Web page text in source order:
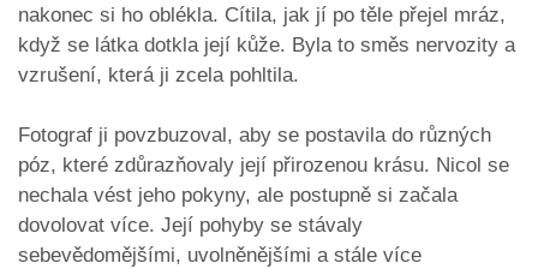
nakonec si ho oblékla. Cítila, jak jí po těle přejel mráz,
když se látka dotkla její kůže. Byla to směs nervozity a
vzrušení, která ji zcela pohltila.
Fotograf ji povzbuzoval, aby se postavila do různých
póz, které zdůrazňovaly její přirozenou krásu. Nicol se
nechala vést jeho pokyny, ale postupně si začala
dovolovat více. Její pohyby se stávaly
sebevědomějšími, uvolněnějšími a stále více